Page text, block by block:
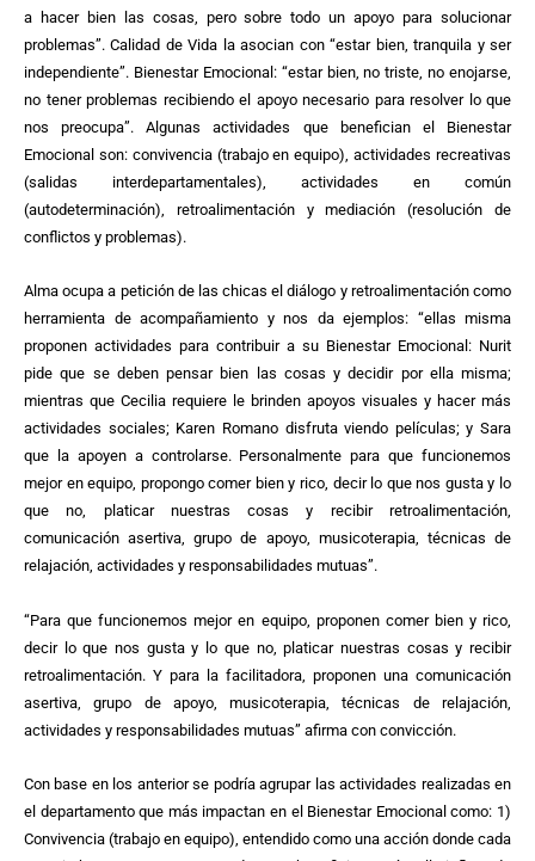
a hacer bien las cosas, pero sobre todo un apoyo para solucionar
problemas”. Calidad de Vida la asocian con “estar bien, tranquila y ser
independiente”. Bienestar Emocional: “estar bien, no triste, no enojarse,
no tener problemas recibiendo el apoyo necesario para resolver lo que
nos preocupa”. Algunas actividades que benefician el Bienestar
Emocional son: convivencia (trabajo en equipo), actividades recreativas
(salidas interdepartamentales), actividades en común
(autodeterminación), retroalimentación y mediación (resolución de
conflictos y problemas).
Alma ocupa a petición de las chicas el diálogo y retroalimentación como
herramienta de acompañamiento y nos da ejemplos: “ellas misma
proponen actividades para contribuir a su Bienestar Emocional: Nurit
pide que se deben pensar bien las cosas y decidir por ella misma;
mientras que Cecilia requiere le brinden apoyos visuales y hacer más
actividades sociales; Karen Romano disfruta viendo películas; y Sara
que la apoyen a controlarse. Personalmente para que funcionemos
mejor en equipo, propongo comer bien y rico, decir lo que nos gusta y lo
que no, platicar nuestras cosas y recibir retroalimentación,
comunicación asertiva, grupo de apoyo, musicoterapia, técnicas de
relajación, actividades y responsabilidades mutuas”.
“Para que funcionemos mejor en equipo, proponen comer bien y rico,
decir lo que nos gusta y lo que no, platicar nuestras cosas y recibir
retroalimentación. Y para la facilitadora, proponen una comunicación
asertiva, grupo de apoyo, musicoterapia, técnicas de relajación,
actividades y responsabilidades mutuas” afirma con convicción.
Con base en los anterior se podría agrupar las actividades realizadas en
el departamento que más impactan en el Bienestar Emocional como: 1)
Convivencia (trabajo en equipo), entendido como una acción donde cada